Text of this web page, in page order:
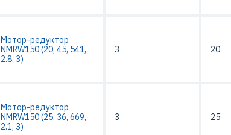
Мотор-редуктор
NMRW150 (20, 45, 541,
2.8, 3)
3 20
Мотор-редуктор
NMRW150 (25, 36, 669,
2.1, 3)
3 25